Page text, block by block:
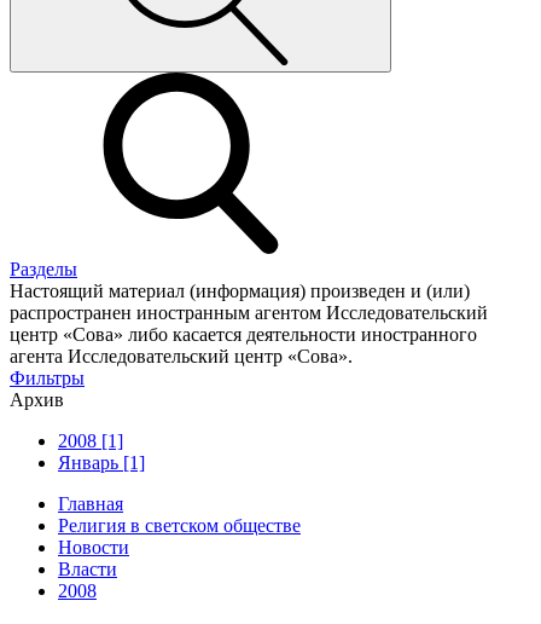
Разделы
Настоящий материал (информация) произведен и (или)
распространен иностранным агентом Исследовательский
центр «Сова» либо касается деятельности иностранного
агента Исследовательский центр «Сова».
Фильтры
Архив
2008 [1]
Январь [1]
Главная
Религия в светском обществе
Новости
Власти
2008